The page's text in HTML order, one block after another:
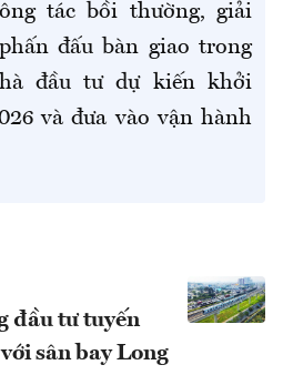
tác bồi thường, giải
đấu bàn giao trong
đầu tư dự kiến khởi
và đưa vào vận hành
đầu tư tuyến
sân bay Long